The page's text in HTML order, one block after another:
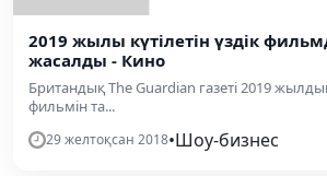
2019 жылы күтілетін үздік
жасалды - Кино
Британдық The Guardian газеті 2019
фильмін та...
29 желтоқсан 2018•Шоу-бизнес